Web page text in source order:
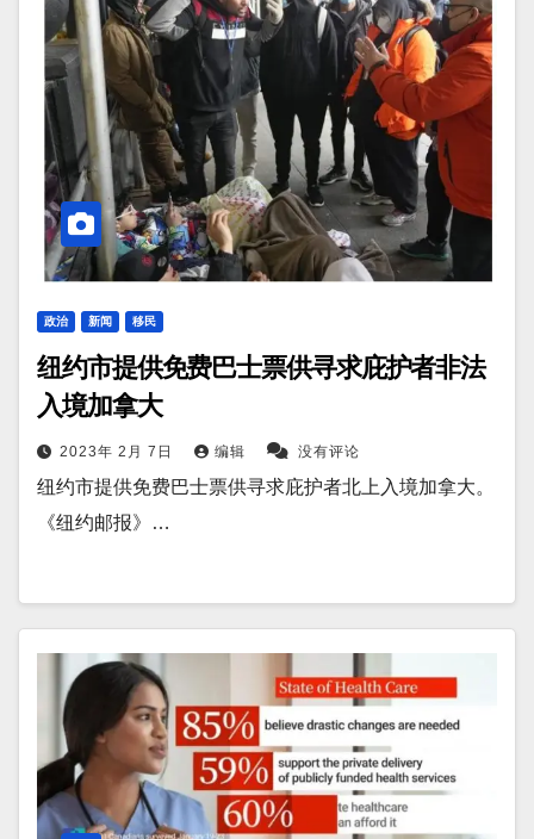
政治 新闻 移民
纽约市提供免费巴士票供寻求庇护者非法
入境加拿大
2023年 2月 7日 编辑 没有评论
纽约市提供免费巴士票供寻求庇护者北上入境加拿大。
《纽约邮报》…